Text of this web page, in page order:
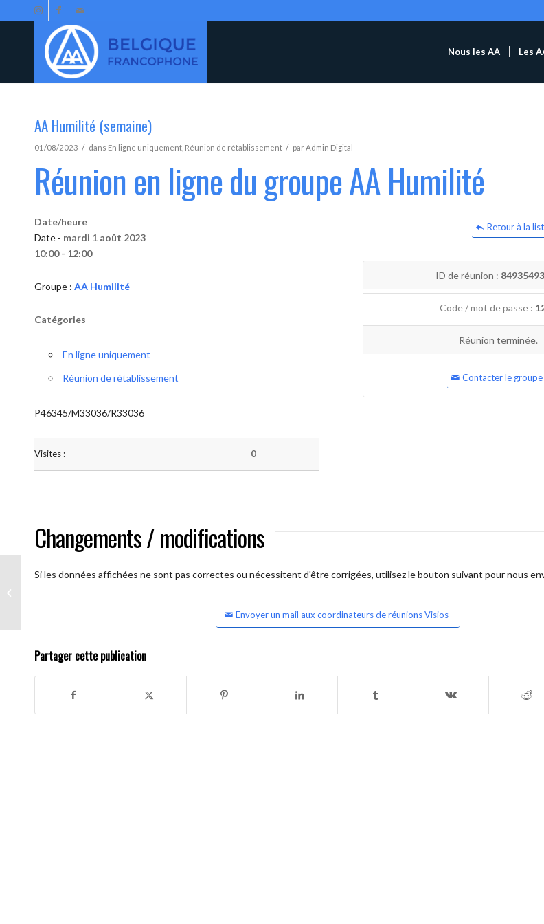
Nous les AA Les
AA Humilité (semaine)
01/08/2023 / dans En ligne uniquement Réunion de rétablissement / parAdmin Digital
Réunion en ligne du groupe AA Humilité
Retour à la
Date/heure
Date - mardi 1 août 2023
10:00 - 12:00
Groupe : AA Humilité
Catégories
En ligne uniquement
Réunion de rétablissement
P46345/M33036/R33036
Visites : 0
ID de réunion :
Code / mot de passe :
Réunion terminée.
Contacter le groupe
Changements / modifications
Si les données affichées ne sont pas correctes ou nécessitent d'être corrigées, utilisez le bouton suivant pour nous
Envoyer un mail aux coordinateurs de réunions Visios
Partager cette publication